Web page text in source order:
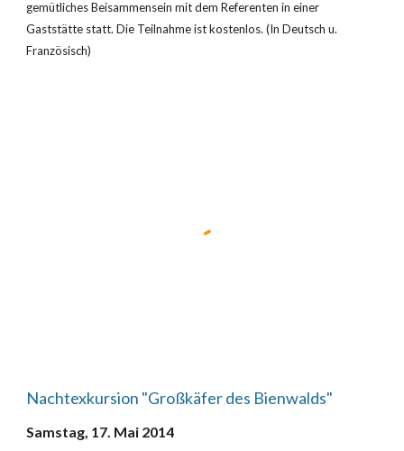
gemütliches Beisammensein mit dem Referenten in einer
Gaststätte statt. Die Teilnahme ist kostenlos. (In Deutsch u.
Französisch)
Nachtexkursion "Großkäfer des Bienwalds"
Samstag, 17. Mai 2014